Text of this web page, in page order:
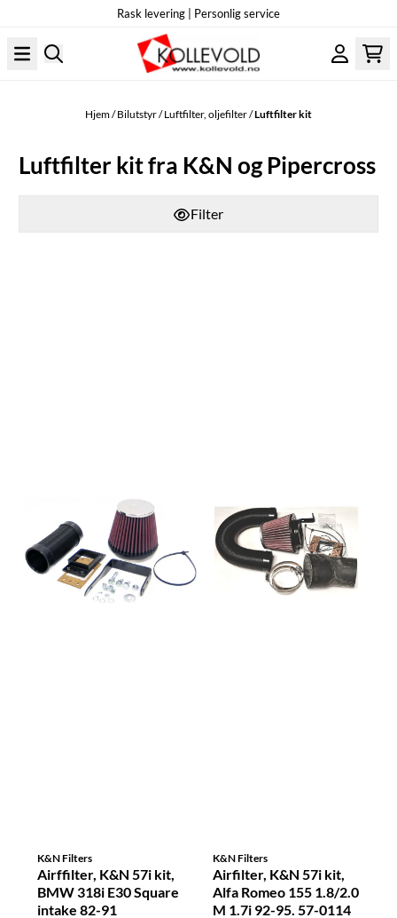
Rask levering | Personlig service
Hjem/Bilutstyr/Luftfilter, oljefilter/Luftfilter kit
Luftfilter kit fra K&N og Pipercross
Filter
K&N Filters
Airffilter, K&N 57i kit,
BMW 318i E30 Square
intake 82-91
K&N Filters
Airfilter, K&N 57i kit,
Alfa Romeo 155 1.8/2.0
M 1.7i 92-95. 57-0114